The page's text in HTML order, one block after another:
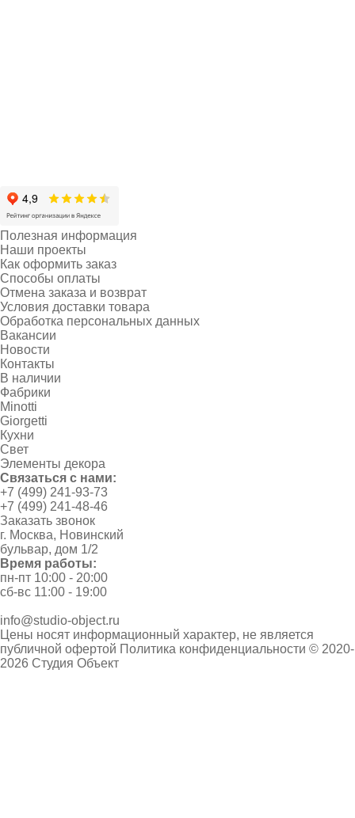
Полезная информация
Наши проекты
Как оформить заказ
Способы оплаты
Отмена заказа и возврат
Условия доставки товара
Обработка персональных данных
Вакансии
Новости
Контакты
В наличии
Фабрики
Minotti
Giorgetti
Кухни
Свет
Элементы декора
Связаться с нами:
+7 (499) 241-93-73
+7 (499) 241-48-46
Заказать звонок
г. Москва, Новинский
бульвар, дом 1/2
Время работы:
пн-пт 10:00 - 20:00
сб-вс 11:00 - 19:00
info@studio-object.ru
Цены носят информационный характер, не является
публичной офертой Политика конфиденциальности © 2020-
2026 Студия Объект